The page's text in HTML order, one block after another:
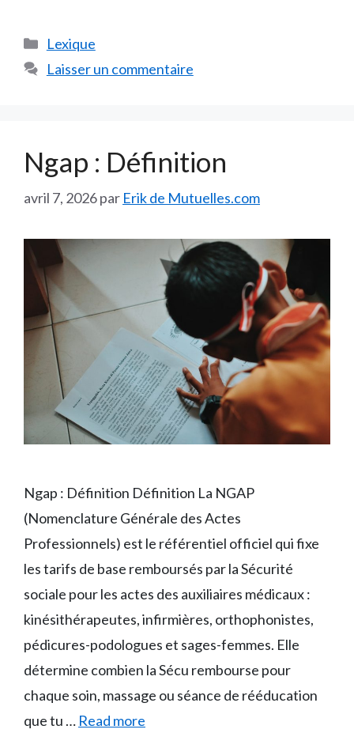
Catégories
Lexique
Laisser un commentaire
Ngap : Définition
avril 7, 2026par Erik de Mutuelles.com
Ngap : Définition Définition La NGAP
(Nomenclature Générale des Actes
Professionnels) est le référentiel officiel qui fixe
les tarifs de base remboursés par la Sécurité
sociale pour les actes des auxiliaires médicaux :
kinésithérapeutes, infirmières, orthophonistes,
pédicures-podologues et sages-femmes. Elle
détermine combien la Sécu rembourse pour
chaque soin, massage ou séance de rééducation
que tu … Read more